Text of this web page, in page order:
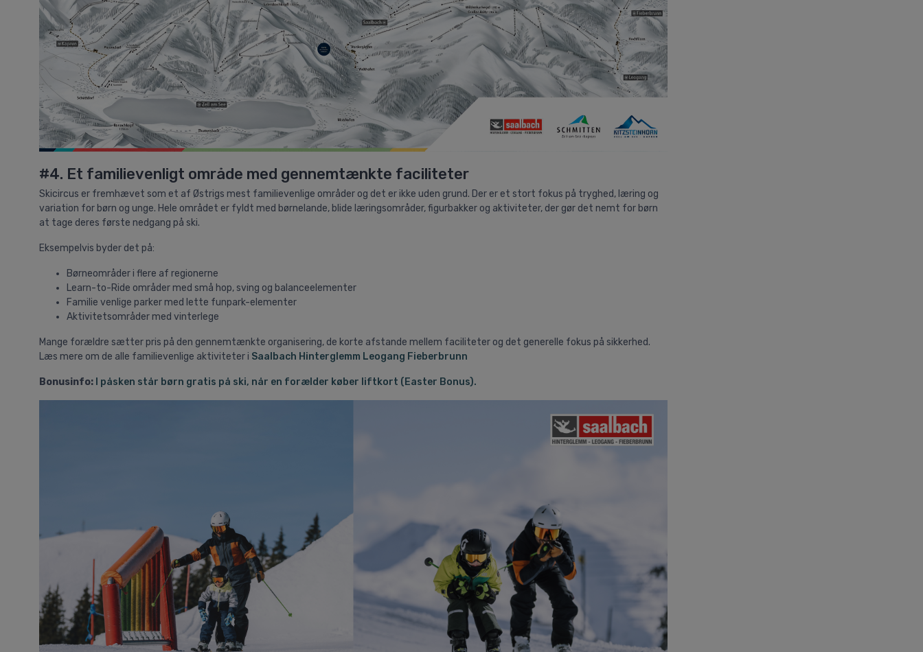
#4. Et familievenligt område med gennemtænkte faciliteter
Skicircus er fremhævet som et af Østrigs mest familievenlige områder og det er ikke uden grund. Der er et stort fokus på tryghed, læring og
variation for børn og unge. Hele området er fyldt med børnelande, blide læringsområder, figurbakker og aktiviteter, der gør det nemt for børn
at tage deres første nedgang på ski.
Eksempelvis byder det på:
Børneområder i flere af regionerne
Learn-to-Ride områder med små hop, sving og balanceelementer
Familie venlige parker med lette funpark-elementer
Aktivitetsområder med vinterlege
Mange forældre sætter pris på den gennemtænkte organisering, de korte afstande mellem faciliteter og det generelle fokus på sikkerhed.
Læs mere om de alle familievenlige aktiviteter i Saalbach Hinterglemm Leogang Fieberbrunn
Bonusinfo: I påsken står børn gratis på ski, når en forælder køber liftkort (Easter Bonus).